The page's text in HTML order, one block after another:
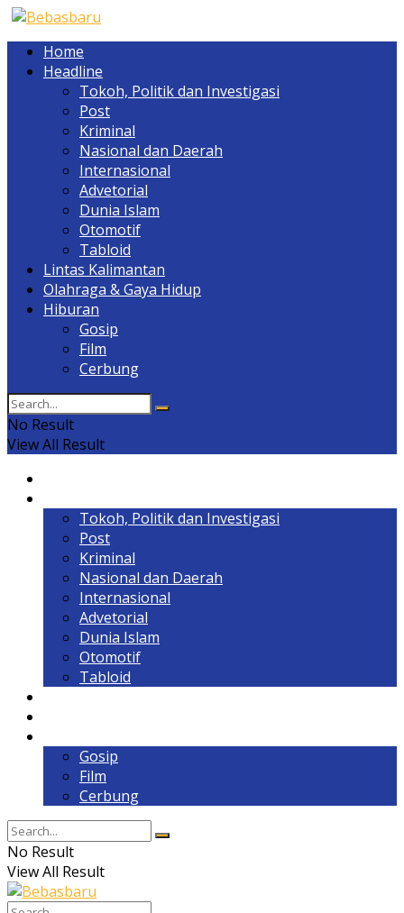
Home
Headline
Tokoh, Politik dan Investigasi
Post
Kriminal
Nasional dan Daerah
Internasional
Advetorial
Dunia Islam
Otomotif
Tabloid
Lintas Kalimantan
Olahraga & Gaya Hidup
Hiburan
Gosip
Film
Cerbung
No Result
View All Result
Tokoh, Politik dan Investigasi
Post
Kriminal
Nasional dan Daerah
Internasional
Advetorial
Dunia Islam
Otomotif
Tabloid
Gosip
Film
Cerbung
No Result
View All Result